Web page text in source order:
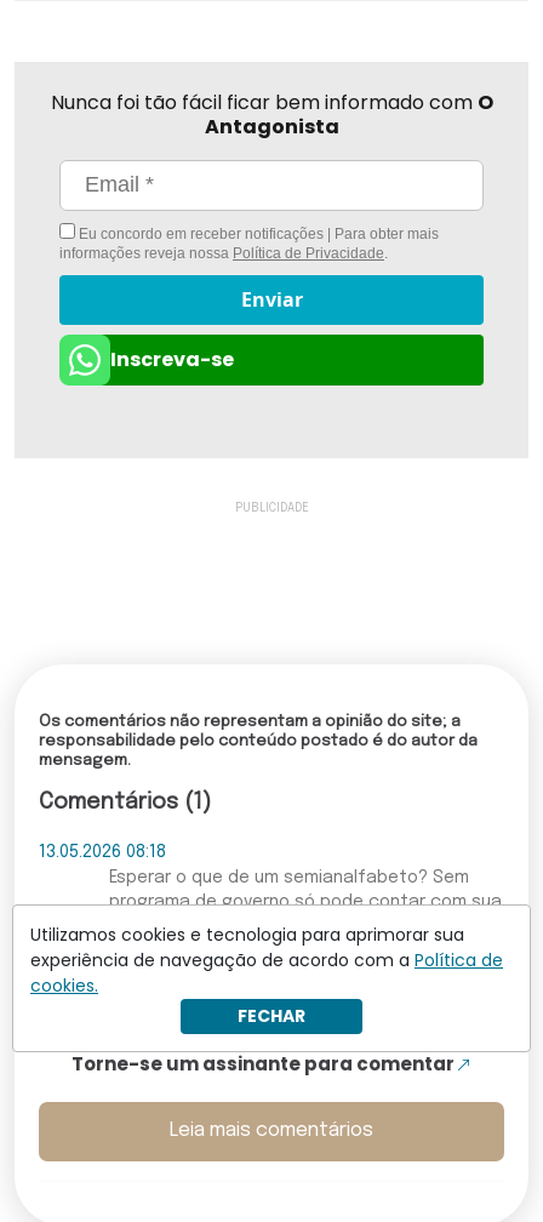
Nunca foi tão fácil ficar bem informado com O
Antagonista
Eu concordo em receber notificações | Para obter mais
informações reveja nossa Política de Privacidade.
Enviar
Inscreva-se
Os comentários não representam a opinião do site; a
responsabilidade pelo conteúdo postado é do autor da
mensagem.
Comentários (1)
13.05.2026 08:18
Esperar o que de um semianalfabeto? Sem
programa de governo só pode contar com sua
bolha para seguir apoiando o petista de
estimação . Mas Lula vai concluir que não pode
concorrer correndo risco de perder e vai pedir
para sair. Vamos pensar positivo !!!
Torne-se um assinante para comentar
Leia mais comentários
Utilizamos cookies e tecnologia para aprimorar sua
experiência de navegação de acordo com a Política de
cookies.
FECHAR